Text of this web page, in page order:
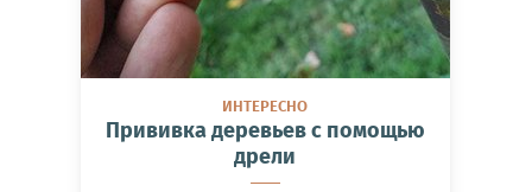
ИНТЕРЕСНО
Прививка деревьев с помощью
дрели